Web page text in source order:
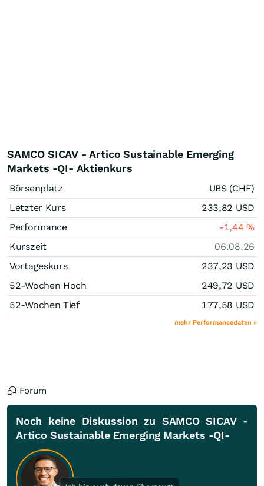
SAMCO SICAV - Artico Sustainable Emerging
Markets -QI- Aktienkurs
Börsenplatz
UBS (CHF)
Letzter Kurs
233,82 USD
Performance
-1,44%
Kurszeit
06.08.26
Vortageskurs
237,23 USD
52-Wochen Hoch
249,72 USD
52-Wochen Tief
177,58 USD
mehr Performancedaten »
Forum
Noch keine Diskussion zu SAMCO SICAV -
Artico Sustainable Emerging Markets -QI-